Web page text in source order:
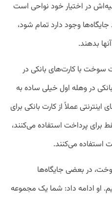
در اختیار خود نواحی است
جایگاه‌ها وجود دارد تمام شود،
بدهند.
سوخت با کارت‌های بانکی در
در وهله اول خیلی ساده به
عملاً از کارت بانکی برای
برای پرداخت استفاده می‌کنند،
می‌کنند.
در بعضی جایگاه‌ها
او ادامه داد: شما یک مجموعه